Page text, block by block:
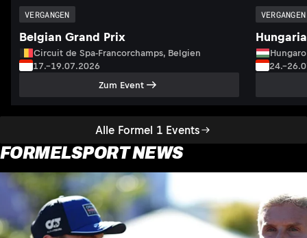
Alle Formel 1 Events
VERGANGEN
Belgian Grand Prix
Circuit de Spa-Francorchamps, Belgien
17.–19.07.2026
Zum Event
VERGANGEN
FORMELSPORT NEWS